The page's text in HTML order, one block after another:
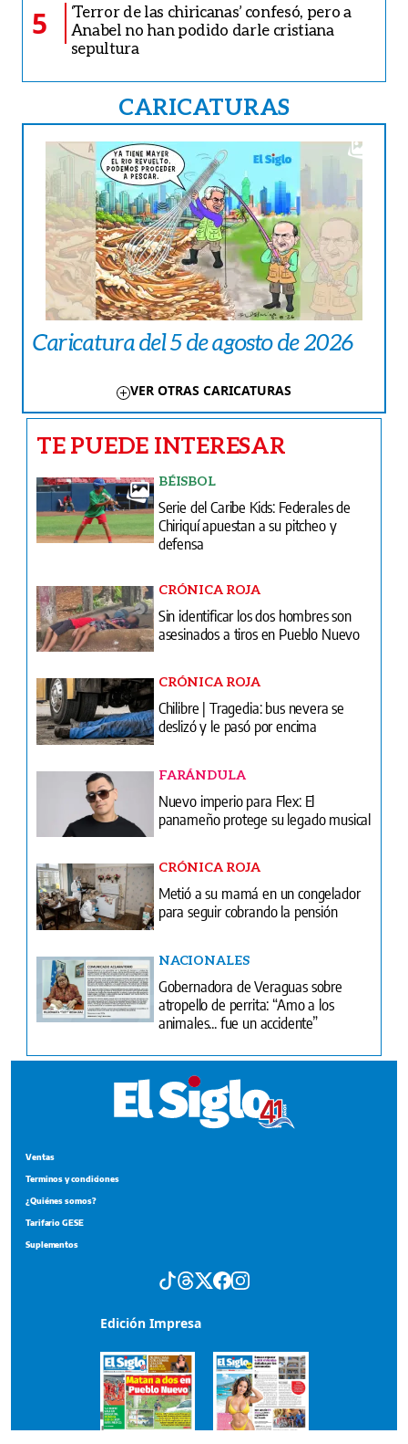
5
‘Terror de las chiricanas’ confesó, pero a
Anabel no han podido darle cristiana
sepultura
CARICATURAS
Caricatura del 5 de agosto de 2026
VER OTRAS CARICATURAS
TE PUEDE INTERESAR
BÉISBOL
Serie del Caribe Kids: Federales de
Chiriquí apuestan a su pitcheo y
defensa
CRÓNICA ROJA
Sin identificar los dos hombres son
asesinados a tiros en Pueblo Nuevo
CRÓNICA ROJA
Chilibre | Tragedia: bus nevera se
deslizó y le pasó por encima
FARÁNDULA
Nuevo imperio para Flex: El
panameño protege su legado musical
CRÓNICA ROJA
Metió a su mamá en un congelador
para seguir cobrando la pensión
NACIONALES
Gobernadora de Veraguas sobre
atropello de perrita: “Amo a los
animales... fue un accidente”
Ventas
Terminos y condiciones
¿Quiénes somos?
Tarifario GESE
Suplementos
Edición Impresa